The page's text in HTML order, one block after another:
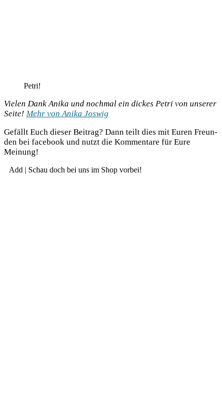
Petri!
Vie­len Dank Anika und noch­mal ein dickes Petri von unse­rer
Sei­te! Mehr von Anika Joswig
Gefällt Euch die­ser Bei­trag? Dann teilt dies mit Euren Freun­
den bei face­book und nutzt die Kom­men­ta­re für Eure
Meinung!
Add | Schau doch bei uns im Shop vorbei!